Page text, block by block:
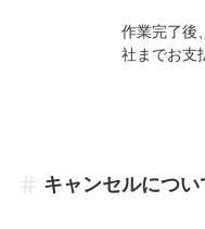
作業完了後
社までお支
キャンセルについ